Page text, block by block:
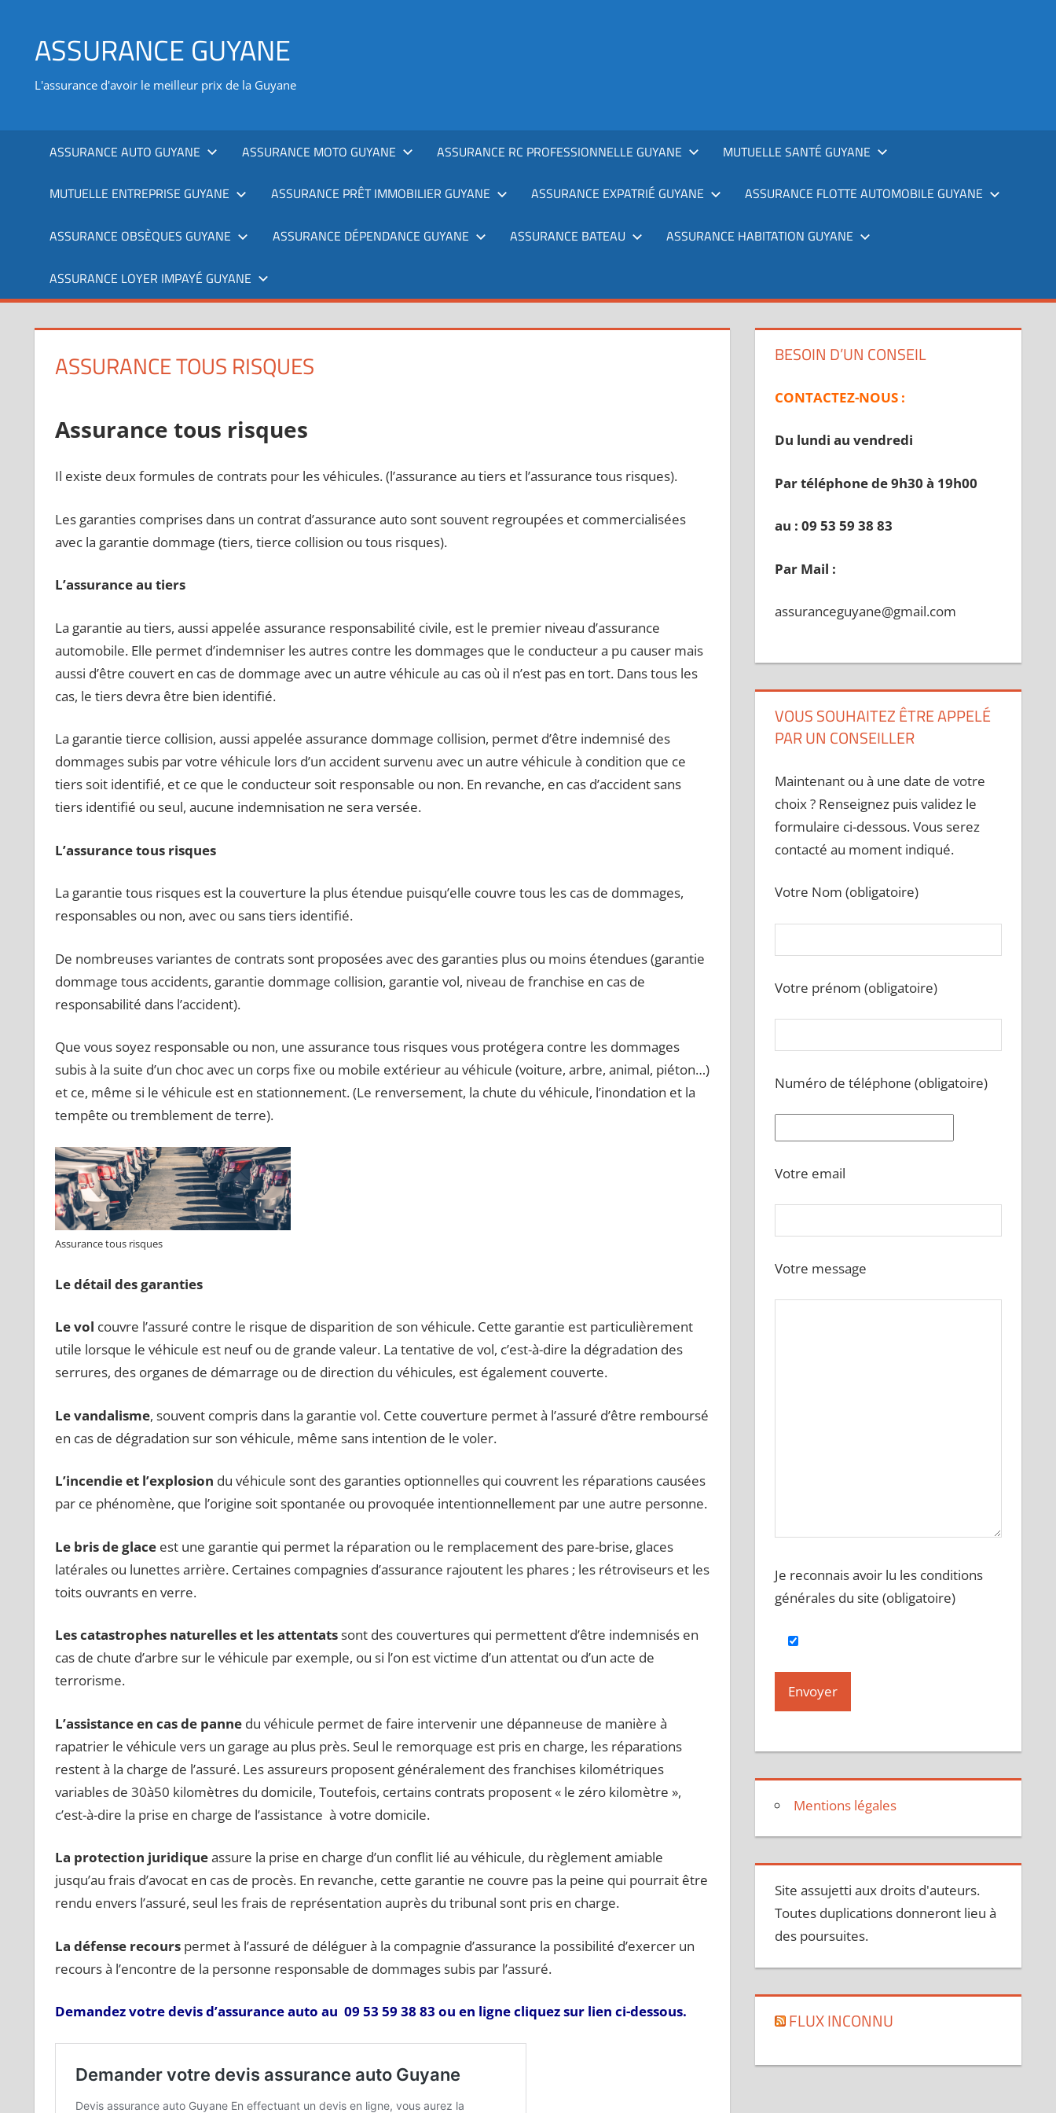
contenuASSURANCE GUYANE
L'assurance d'avoir le meilleur prix de la Guyane
ASSURANCE AUTO GUYANE ASSURANCE MOTO GUYANE ASSURANCE RC PROFESSIONNELLE GUYANE MUTUELLE SANTÉ GUYANE
MUTUELLE ENTREPRISE GUYANE ASSURANCE PRÊT IMMOBILIER GUYANE ASSURANCE EXPATRIÉ GUYANE ASSURANCE FLOTTE AUTOMOBILE GUYANE
ASSURANCE OBSÈQUES GUYANE ASSURANCE DÉPENDANCE GUYANE ASSURANCE BATEAU ASSURANCE HABITATION GUYANE
ASSURANCE LOYER IMPAYÉ GUYANE
ASSURANCE TOUS RISQUES
Assurance tous risques
Il existe deux formules de contrats pour les véhicules. (l’assurance au tiers et l’assurance tous risques).
Les garanties comprises dans un contrat d’assurance auto sont souvent regroupées et commercialisées
avec la garantie dommage (tiers, tierce collision ou tous risques).
L’assurance au tiers
La garantie au tiers, aussi appelée assurance responsabilité civile, est le premier niveau d’assurance
automobile. Elle permet d’indemniser les autres contre les dommages que le conducteur a pu causer mais
aussi d’être couvert en cas de dommage avec un autre véhicule au cas où il n’est pas en tort. Dans tous les
cas, le tiers devra être bien identifié.
La garantie tierce collision, aussi appelée assurance dommage collision, permet d’être indemnisé des
dommages subis par votre véhicule lors d’un accident survenu avec un autre véhicule à condition que ce
tiers soit identifié, et ce que le conducteur soit responsable ou non. En revanche, en cas d’accident sans
tiers identifié ou seul, aucune indemnisation ne sera versée.
L’assurance tous risques
La garantie tous risques est la couverture la plus étendue puisqu’elle couvre tous les cas de dommages,
responsables ou non, avec ou sans tiers identifié.
De nombreuses variantes de contrats sont proposées avec des garanties plus ou moins étendues (garantie
dommage tous accidents, garantie dommage collision, garantie vol, niveau de franchise en cas de
responsabilité dans l’accident).
Que vous soyez responsable ou non, une assurance tous risques vous protégera contre les dommages
subis à la suite d’un choc avec un corps fixe ou mobile extérieur au véhicule (voiture, arbre, animal, piéton…)
et ce, même si le véhicule est en stationnement. (Le renversement, la chute du véhicule, l’inondation et la
tempête ou tremblement de terre).
Assurance tous risques
Le détail des garanties
Le vol couvre l’assuré contre le risque de disparition de son véhicule. Cette garantie est particulièrement
utile lorsque le véhicule est neuf ou de grande valeur. La tentative de vol, c’est-à-dire la dégradation des
serrures, des organes de démarrage ou de direction du véhicules, est également couverte.
Le vandalisme, souvent compris dans la garantie vol. Cette couverture permet à l’assuré d’être remboursé
en cas de dégradation sur son véhicule, même sans intention de le voler.
L’incendie et l’explosion du véhicule sont des garanties optionnelles qui couvrent les réparations causées
par ce phénomène, que l’origine soit spontanée ou provoquée intentionnellement par une autre personne.
Le bris de glaceest une garantie qui permet la réparation ou le remplacement des pare-brise, glaces
latérales ou lunettes arrière. Certaines compagnies d’assurance rajoutent les phares ; les rétroviseurs et les
toits ouvrants en verre.
Les catastrophes naturelles et les attentatssont des couvertures qui permettent d’être indemnisés en
cas de chute d’arbre sur le véhicule par exemple, ou si l’on est victime d’un attentat ou d’un acte de
terrorisme.
L’assistance en cas de pannedu véhicule permet de faire intervenir une dépanneuse de manière à
rapatrier le véhicule vers un garage au plus près. Seul le remorquage est pris en charge, les réparations
restent à la charge de l’assuré. Les assureurs proposent généralement des franchises kilométriques
variables de 30à50 kilomètres du domicile, Toutefois, certains contrats proposent « le zéro kilomètre »,
c’est-à-dire la prise en charge de l’assistance à votre domicile.
La protection juridiqueassure la prise en charge d’un conflit lié au véhicule, du règlement amiable
jusqu’au frais d’avocat en cas de procès. En revanche, cette garantie ne couvre pas la peine qui pourrait être
rendu envers l’assuré, seul les frais de représentation auprès du tribunal sont pris en charge.
La défense recourspermet à l’assuré de déléguer à la compagnie d’assurance la possibilité d’exercer un
recours à l’encontre de la personne responsable de dommages subis par l’assuré.
Demandez votre devis d’assurance auto au 09 53 59 38 83 ou en ligne cliquez sur lien ci-dessous.
BESOIN D’UN CONSEIL
CONTACTEZ-NOUS :
Du lundi au vendredi
Par téléphone de 9h30 à 19h00
au : 09 53 59 38 83
Par Mail :
assuranceguyane@gmail.com
VOUS SOUHAITEZ ÊTRE APPELÉ
PAR UN CONSEILLER
Maintenant ou à une date de votre
choix ? Renseignez puis validez le
formulaire ci-dessous. Vous serez
contacté au moment indiqué.
Votre Nom (obligatoire)
Votre prénom (obligatoire)
Numéro de téléphone (obligatoire)
Votre email
Votre message
Je reconnais avoir lu les conditions
générales du site (obligatoire)
Mentions légales
Site assujetti aux droits d'auteurs.
Toutes duplications donneront lieu à
des poursuites.
FLUX INCONNU